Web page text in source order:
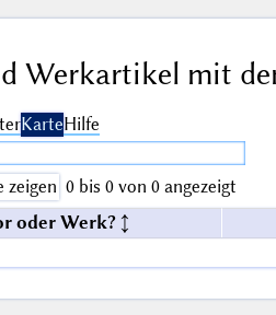
Werkartikel mit
KarteHilfe
zeigen 0 bis 0 von 0 angezeigt
oder Werk?